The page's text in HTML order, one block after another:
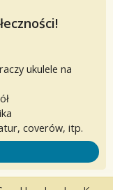
ukulele na
coverów, itp.